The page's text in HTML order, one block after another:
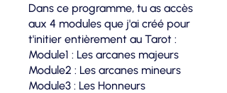
Dans ce programme, tu as accès
aux 4 modules que j'ai créé pour
t'initier entièrement au Tarot :
Module1 : Les arcanes majeurs
Module2 : Les arcanes mineurs
Module3 : Les Honneurs